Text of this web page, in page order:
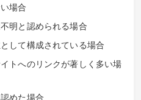
場合
明と認められる場合
して構成されている場合
トへのリンクが著しく多い場
めた場合